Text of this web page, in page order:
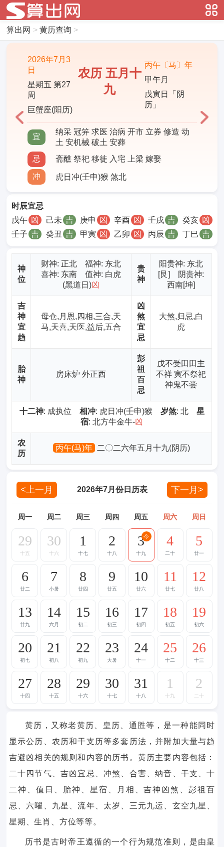
算出网 > 黄历查询 >
2026年7月3
日
星期五 第27
周
巨蟹座(阳历)
农历 五月十
九
丙午〔马〕年
甲午月
戊寅日「阴
历」
宜
纳采 冠笄 求医 治病 开市 立券 修造 动
土 安机械 破土 安葬
忌
斋醮 祭祀 移徙 入宅 上梁 嫁娶
冲 虎日冲(壬申)猴 煞北
时辰宜忌
壬子 吉 癸丑 吉 甲寅 凶 乙卯 凶 丙辰 吉 丁巳 吉
戊午 凶 己未 吉 庚申 凶 辛酉 凶 壬戌 吉 癸亥 凶
神
位
财神: 正北 福神: 东北
喜神: 东南 值神: 白虎
(黑道日)凶
贵
神
阳贵神: 东北
[艮] 阴贵神:
西南[坤]
吉
神
宜
趋
母仓,月恩,四相,三合,天
马,天喜,天医,益后,五合
凶
煞
宜
忌
大煞,归忌,白
虎
胎
神
房床炉 外正西
彭
祖
百
忌
戊不受田田主
不祥 寅不祭祀
神鬼不尝
十二神: 成执位 相冲: 虎日冲(壬申)猴 岁煞: 北 星
宿: 北方牛金牛-凶
农
历
丙午(马)年 二〇二六年五月十九(阴历)
<上一月 2026年7月份日历表 下一月>
周一 周二 周三 周四 周五 周六 周日
29
十五
30
十六
1
十七
2
十八
3
十九
今 4
二十
5
廿一
6
廿二
7
小暑
8
廿四
9
廿五
10
廿六
11
廿七
12
廿八
13
廿九
14
六月
15
初二
16
初三
17
初四
18
初五
19
初六
20
初七
21
初八
22
初九
23
大暑
24
十一
25
十二
26
十三
27
十四
28
十五
29
十六
30
十七
31
十八
1
十九
2
二十
黄历，又称老黄历、皇历、通胜等，是一种能同时
显示公历、农历和干支历等多套历法，并附加大量与趋
吉避凶相关的规则和内容的历书。黄历主要内容包括：
二十四节气、吉凶宜忌、冲煞、合害、纳音、干支、十
二神、值日、胎神、星宿、月相、吉神凶煞、彭祖百
忌、六曜、九星、流年、太岁、三元九运、玄空九星、
星期、生肖、方位等等。
历书是古时帝王遵循的一个行为规范准则，是由皇